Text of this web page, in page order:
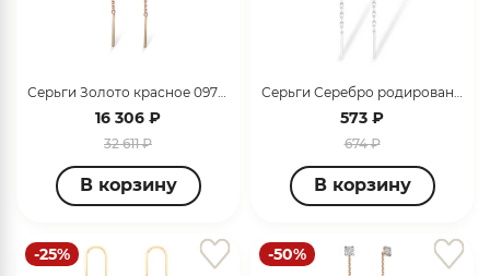
Серьги Золото красное 097928_12_01_001_0001
16 306 ₽
32 611 ₽
В корзину
Серьги Серебро родированное 1210019125-501
573 ₽
674 ₽
В корзину
-25% -50%